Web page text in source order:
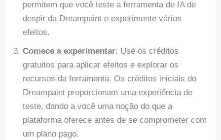
permitem que você teste a ferramenta de IA de
despir da Dreampaint e experimente vários
efeitos.
Comece a experimentar: Use os créditos
gratuitos para aplicar efeitos e explorar os
recursos da ferramenta. Os créditos iniciais do
Dreampaint proporcionam uma experiência de
teste, dando a você uma noção do que a
plataforma oferece antes de se comprometer com
um plano pago.